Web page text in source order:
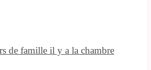
de famille il y a la chambre